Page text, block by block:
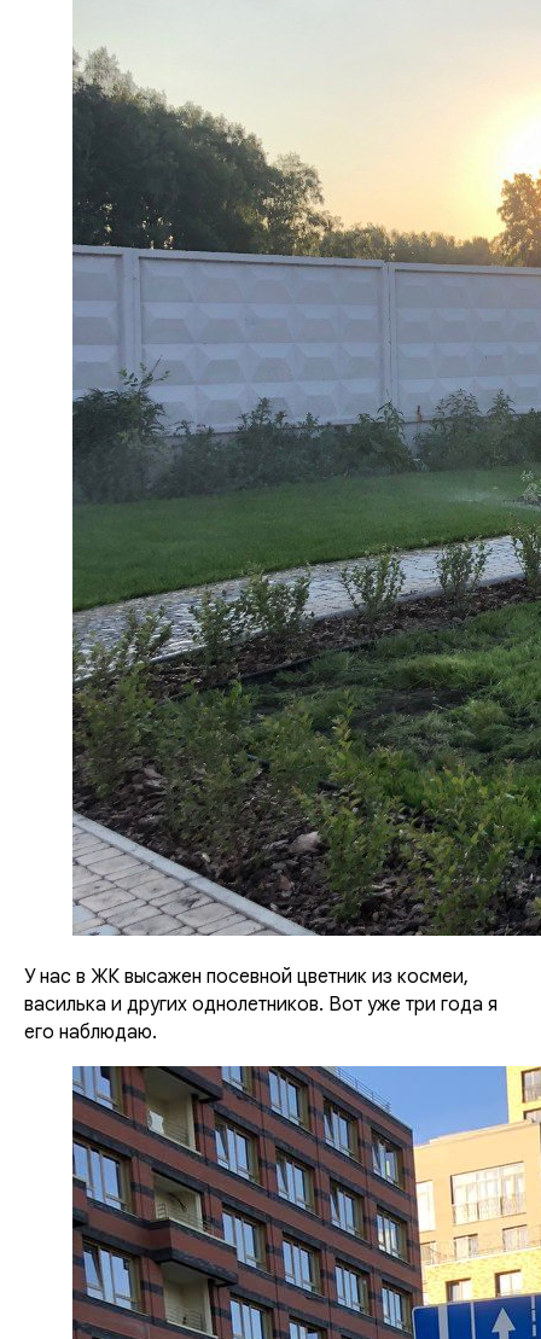
У нас в ЖК высажен посевной цветник из космеи,
василька и других однолетников. Вот уже три года я
его наблюдаю.